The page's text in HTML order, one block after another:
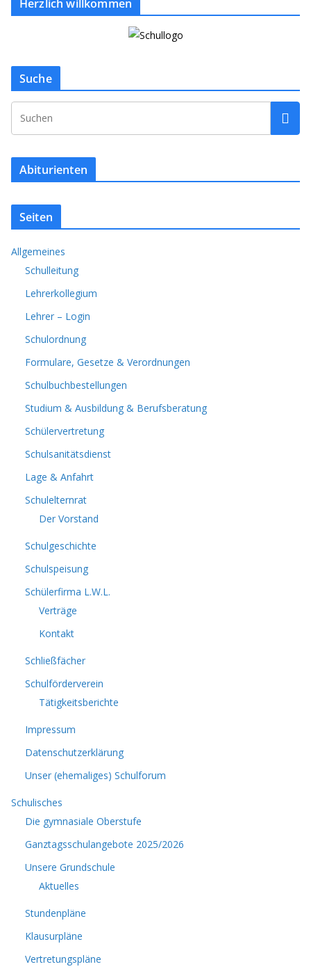
Herzlich willkommen
Suche
Abiturienten
Seiten
Allgemeines
Schulleitung
Lehrerkollegium
Lehrer – Login
Schulordnung
Formulare, Gesetze & Verordnungen
Schulbuchbestellungen
Studium & Ausbildung & Berufsberatung
Schülervertretung
Schulsanitätsdienst
Lage & Anfahrt
Schulelternrat
Der Vorstand
Schulgeschichte
Schulspeisung
Schülerfirma L.W.L.
Verträge
Kontakt
Schließfächer
Schulförderverein
Tätigkeitsberichte
Impressum
Datenschutzerklärung
Unser (ehemaliges) Schulforum
Schulisches
Die gymnasiale Oberstufe
Ganztagsschulangebote 2025/2026
Unsere Grundschule
Aktuelles
Stundenpläne
Klausurpläne
Vertretungspläne